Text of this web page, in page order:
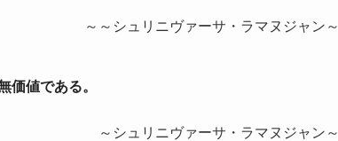
～～シュリニヴァーサ・ラマヌジャン～
価値である。
～シュリニヴァーサ・ラマヌジャン～